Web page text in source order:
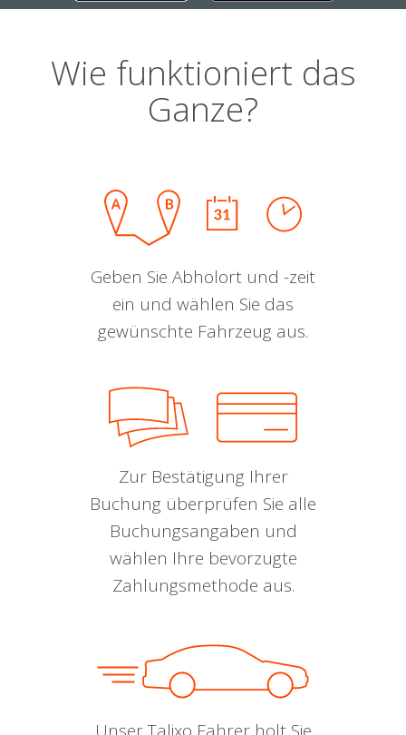
Wie funktioniert das
Ganze?
Geben Sie Abholort und -zeit
ein und wählen Sie das
gewünschte Fahrzeug aus.
Zur Bestätigung Ihrer
Buchung überprüfen Sie alle
Buchungsangaben und
wählen Ihre bevorzugte
Zahlungsmethode aus.